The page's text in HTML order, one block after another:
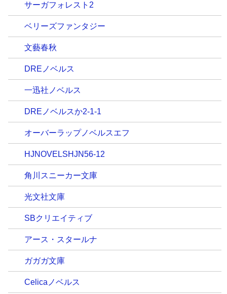
サーガフォレスト2
ベリーズファンタジー
文藝春秋
DREノベルス
一迅社ノベルス
DREノベルスか2-1-1
オーバーラップノベルスエフ
HJNOVELSHJN56-12
角川スニーカー文庫
光文社文庫
SBクリエイティブ
アース・スタールナ
ガガガ文庫
Celicaノベルス